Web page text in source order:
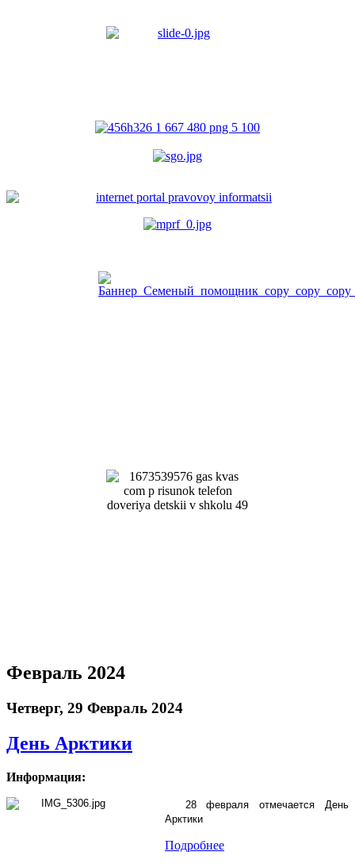
Февраль 2024
Четверг, 29 Февраль 2024
День Арктики
Информация:
28 февраля отмечается День
Арктики
Подробнее